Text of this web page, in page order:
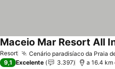
Resort Cenário paradisíaco da Praia
Maceio Mar Resort All
9,1 Excelente 3.397 a 16.4 km